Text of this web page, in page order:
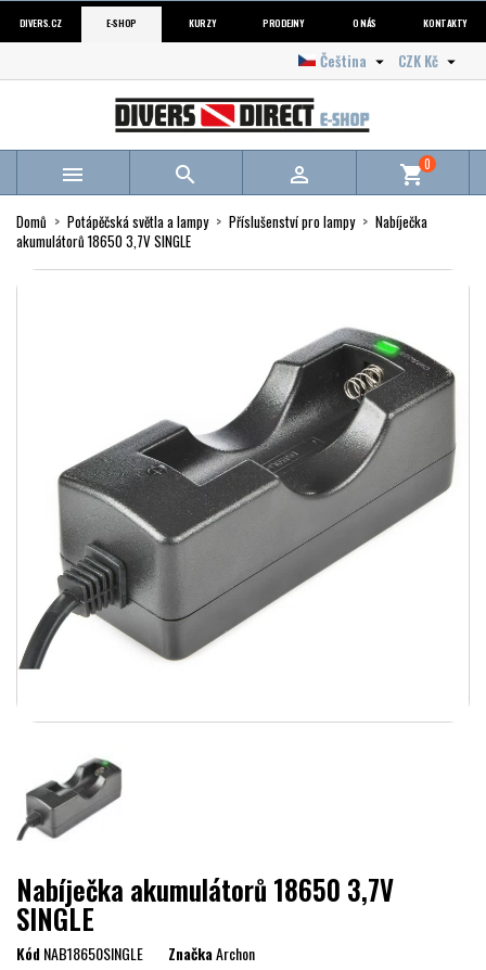
DIVERS.CZ E-SHOP KURZY PRODEJNY O NÁS KONTAKTY
CZK Kč 
Čeština 
   shopping_cart0
Domů Potápěčská světla a lampy Příslušenství pro lampy
Nabíječka
akumulátorů 18650 3,7V SINGLE
Nabíječka akumulátorů 18650 3,7V
SINGLE
KódNAB18650SINGLE ZnačkaArchon